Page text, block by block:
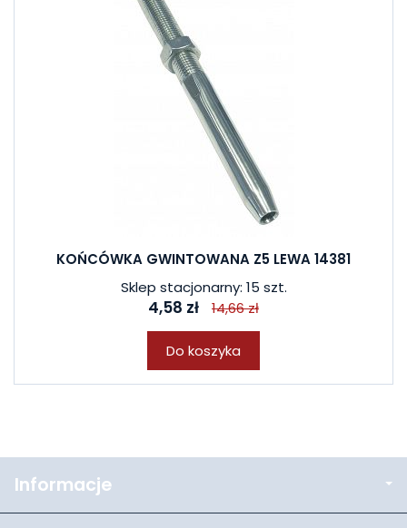
KOŃCÓWKA GWINTOWANA Z5 LEWA 14381
Sklep stacjonarny: 15 szt.
4,58 zł 14,66 zł
Do koszyka
Informacje